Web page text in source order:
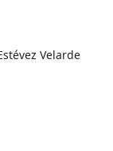
Velarde